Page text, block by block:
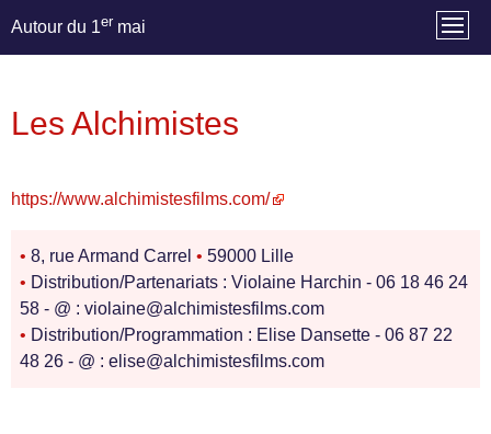
Autour du 1er mai
Les Alchimistes
https://www.alchimistesfilms.com/
• 8, rue Armand Carrel • 59000 Lille
• Distribution/Partenariats : Violaine Harchin - 06 18 46 24
58 - @ : violaine@alchimistesfilms.com
• Distribution/Programmation : Elise Dansette - 06 87 22
48 26 - @ : elise@alchimistesfilms.com